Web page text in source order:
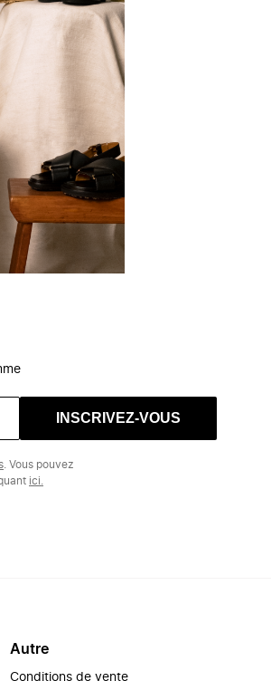
INSCRIVEZ-VOUS
. Vous pouvez
ici.
Autre
Conditions de vente